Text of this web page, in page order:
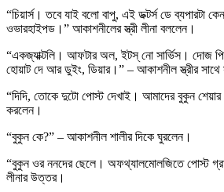
“চিয়ার্স। তবে যাই বলো বাপু, এই ডক্টর্স ডে ব্যপারটা
ওভারহাইপড।” আকাশনীলের স্ত্রী লীনা বললেন।
“একজ্যাক্টলি। আফটার অল, ইটস্ নো সার্ভিস। দোজ
হোয়াট দে আর ডুইং, ডিয়ার।” – আকাশনীল স্ত্রীর
“দিদি, তোকে দুটো পোস্ট দেখাই। আমাদের বুকুন শেয়ার
করলেন।
“বুকুন কে?” – আকাশনীল শালীর দিকে ঘুরলেন।
“বুকুন ওর ননদের ছেলে। অফথ্যালমোলজিতে পোস্ট
লীনার উত্তর।